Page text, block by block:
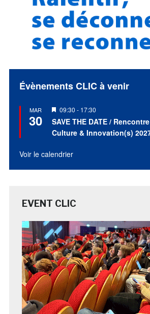
Évènements CLIC à venir
MAR
30
Mis
en
avant
09:30 - 17:30
SAVE THE DATE /
Culture & Innovation(s)
Voir le calendrier
EVENT CLIC